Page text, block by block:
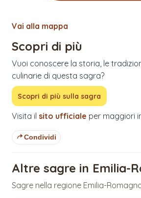
Vai alla mappa
Scopri di più
Vuoi conoscere la storia, le
culinarie di questa sagra?
Scopri di più sulla sagra
Visita il sito ufficiale per maggiori
Condividi
Altre sagre in Emilia-
Sagre nella regione Emilia-